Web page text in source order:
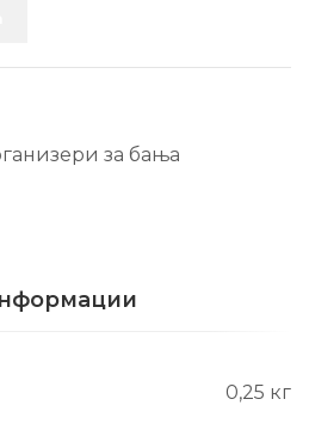
за бања
0,25 кг